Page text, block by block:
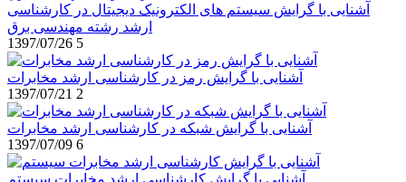
آشنایی با گرایش سیستم های الکترونیک دیجیتال در کارشناسی
ارشد رشته مهندسی برق
1397/07/26 5
آشنایی با گرایش رمز در کارشناسی ارشد مخابرات
1397/07/21 2
آشنایی با گرایش شبکه در کارشناسی ارشد مخابرات
1397/07/09 6
آشنایی با گرایش کارشناسی ارشد مخابرات سیستم